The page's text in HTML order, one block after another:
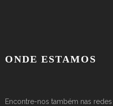
ONDE ESTAMOS
Encontre-nos também nas